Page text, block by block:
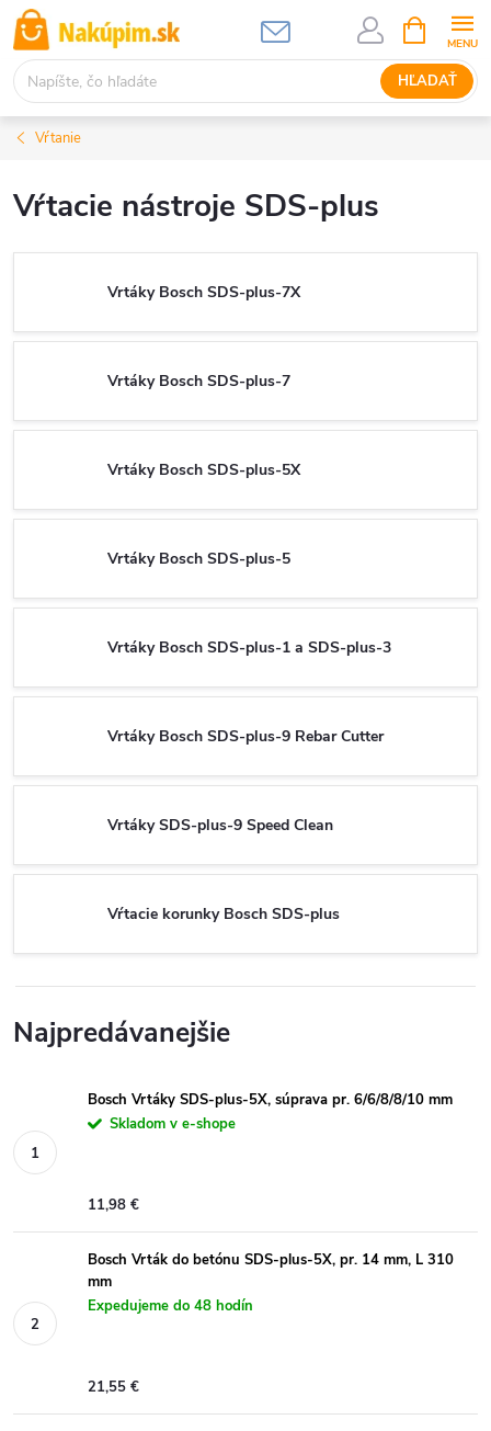
Prejsť
na
obsah
HĽADAŤ
KOŠÍK
Vŕtanie
Vŕtacie nástroje SDS-plus
Vrtáky Bosch SDS-plus-7X
Vrtáky Bosch SDS-plus-7
Vrtáky Bosch SDS-plus-5X
Vrtáky Bosch SDS-plus-5
Vrtáky Bosch SDS-plus-1 a SDS-plus-3
Vrtáky Bosch SDS-plus-9 Rebar Cutter
Vrtáky SDS-plus-9 Speed Clean
Vŕtacie korunky Bosch SDS-plus
Najpredávanejšie
Bosch Vrtáky SDS-plus-5X, súprava pr. 6/6/8/8/10 mm
Skladom v e-shope
11,98 €
Bosch Vrták do betónu SDS-plus-5X, pr. 14 mm, L 310
mm
Expedujeme do 48 hodín
21,55 €